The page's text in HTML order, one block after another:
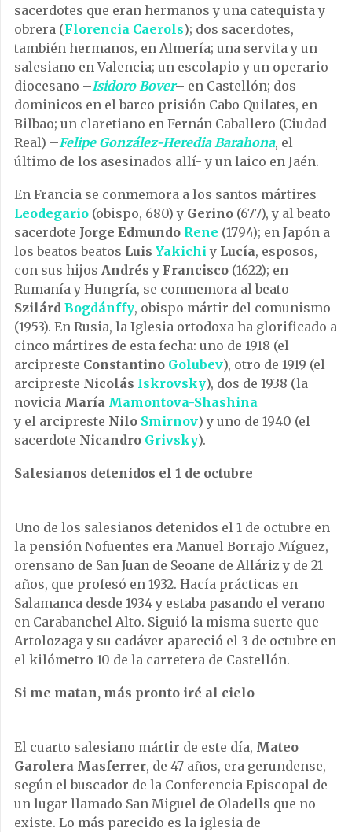
sacerdotes que eran hermanos y una catequista y
obrera (Florencia Caerols); dos sacerdotes,
también hermanos, en Almería; una servita y un
salesiano en Valencia; un escolapio y un operario
diocesano –Isidoro Bover– en Castellón; dos
dominicos en el barco prisión Cabo Quilates, en
Bilbao; un claretiano en Fernán Caballero (Ciudad
Real) –Felipe González-Heredia Barahona, el
último de los asesinados allí- y un laico en Jaén.
En Francia se conmemora a los santos mártires
Leodegario (obispo, 680) y Gerino (677), y al beato
sacerdote Jorge Edmundo Rene (1794); en Japón a
los beatos beatos Luis Yakichi y Lucía, esposos,
con sus hijos Andrés y Francisco (1622); en
Rumanía y Hungría, se conmemora al beato
Szilárd Bogdánffy, obispo mártir del comunismo
(1953). En Rusia, la Iglesia ortodoxa ha glorificado a
cinco mártires de esta fecha: uno de 1918 (el
arcipreste Constantino Golubev), otro de 1919 (el
arcipreste Nicolás Iskrovsky), dos de 1938 (la
novicia María Mamontova-Shashina
y el arcipreste Nilo Smirnov) y uno de 1940 (el
sacerdote Nicandro Grivsky).
Salesianos detenidos el 1 de octubre
Uno de los salesianos detenidos el 1 de octubre en
la pensión Nofuentes era Manuel Borrajo Míguez,
orensano de San Juan de Seoane de Alláriz y de 21
años, que profesó en 1932. Hacía prácticas en
Salamanca desde 1934 y estaba pasando el verano
en Carabanchel Alto. Siguió la misma suerte que
Artolozaga y su cadáver apareció el 3 de octubre en
el kilómetro 10 de la carretera de Castellón.
Si me matan, más pronto iré al cielo
El cuarto salesiano mártir de este día, Mateo
Garolera Masferrer, de 47 años, era gerundense,
según el buscador de la Conferencia Episcopal de
un lugar llamado San Miguel de Oladells que no
existe. Lo más parecido es la iglesia de